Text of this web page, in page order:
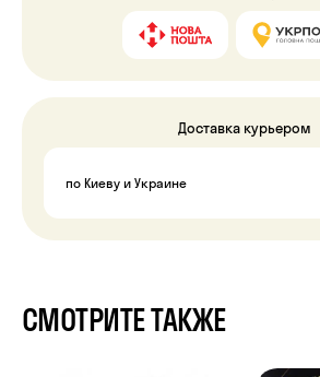
Доставка курьером
по Киеву и Украине
СМОТРИТЕ ТАКЖЕ